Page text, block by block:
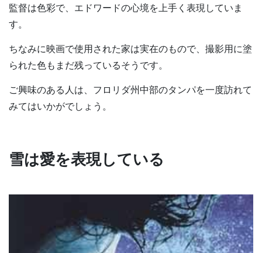
監督は色彩で、エドワードの心境を上手く表現していま
す。
ちなみに映画で使用された家は実在のもので、撮影用に塗
られた色もまだ残っているそうです。
ご興味のある人は、フロリダ州中部のタンパを一度訪れて
みてはいかがでしょう。
雪は愛を表現している